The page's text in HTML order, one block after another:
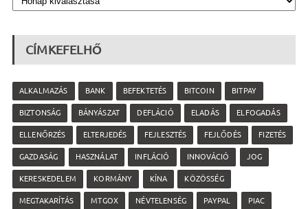
CÍMKEFELHŐ
ALKALMAZÁS BANK BEFEKTETÉS BITCOIN BITPAY
BIZTONSÁG BÁNYÁSZAT DEFLÁCIÓ ELADÁS ELFOGADÁS
ELLENŐRZÉS ELTERJEDÉS FEJLESZTÉS FEJLŐDÉS FIZETÉS
GAZDASÁG HASZNÁLAT INFLÁCIÓ INNOVÁCIÓ JOG
KERESKEDELEM KORMÁNY KÍNA KÖZÖSSÉG
MEGTAKARÍTÁS MTGOX NÉVTELENSÉG PAYPAL PIAC